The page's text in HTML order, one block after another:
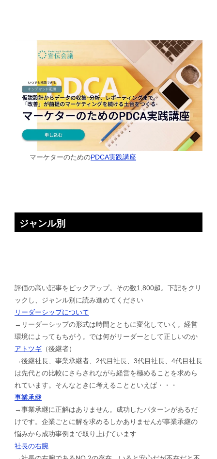
マーケターのためのPDCA実践講座
ジャンル別
評価の高い記事をピックアップ。その数1,800超。下記をクリ
ックし、ジャンル別に読み進めてください
リーダーシップについて
→リーダーシップの形式は時間とともに変化していく。経営
環境によってもちがう。では何がリーダーとして正しいのか
アトツギ （後継者）
→後継社長、事業承継者、2代目社長、3代目社長、4代目社長
は先代との比較にさらされながら経営を極めることを求めら
れています。そんなときに考えることといえば・・・
事業承継
→事業承継に正解はありません。成功したパターンがあるだ
けです。企業ごとに解を求めるしかありませんが事業承継の
悩みから成功事例まで取り上げています
社長の右腕